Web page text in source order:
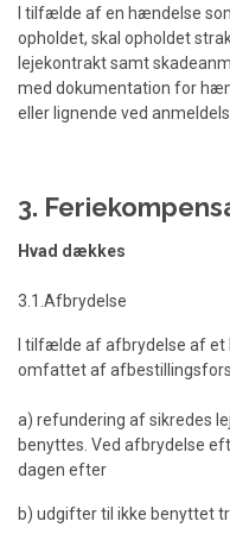
I tilfælde af en hændelse
opholdet, skal opholdet
lejekontrakt samt
med dokumentation for
eller lignende ved
3.
Hvad dækkes
3.1.Afbrydelse
I tilfælde af afbrydelse af
omfattet af
a) refundering af sikredes
benyttes. Ved afbrydelse
dagen efter
b) udgifter til ikke benyttet